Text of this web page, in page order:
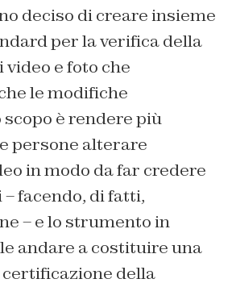
deciso di creare insieme
per la verifica della
e foto che
le modifiche
scopo è rendere più
persone alterare
in modo da far credere
facendo, di fatti,
– e lo strumento in
andare a costituire una
della